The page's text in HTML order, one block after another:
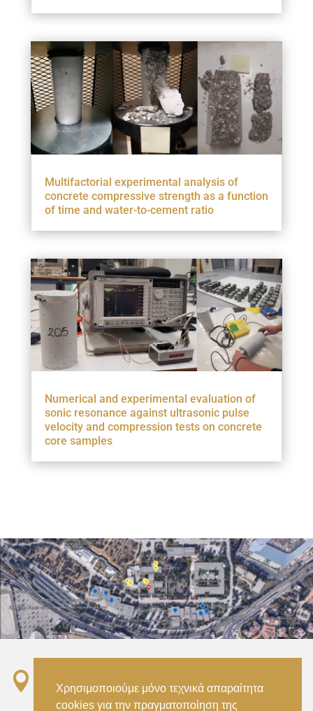
Multifactorial experimental analysis of
concrete compressive strength as a function
of time and water-to-cement ratio
Numerical and experimental evaluation of
sonic resonance against ultrasonic pulse
velocity and compression tests on concrete
core samples

Αττικής –
Χρησιμοποιούμε μόνο τεχνικά απαραίτητα
cookies για την πραγματοποίηση της